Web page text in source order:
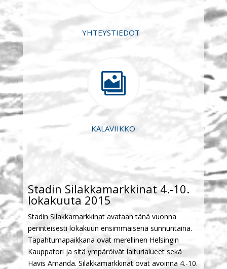
YHTEYSTIEDOT

KALAVIIKKO
Stadin Silakkamarkkinat 4.-10.
lokakuuta 2015
Stadin Silakkamarkkinat avataan tänä vuonna
perinteisesti lokakuun ensimmäisenä sunnuntaina.
Tapahtumapaikkana ovat merellinen Helsingin
Kauppatori ja sitä ympäröivät laiturialueet sekä
Havis Amanda. Silakkamarkkinat ovat avoinna 4.-10.